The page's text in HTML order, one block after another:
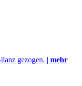
gezogen. | mehr